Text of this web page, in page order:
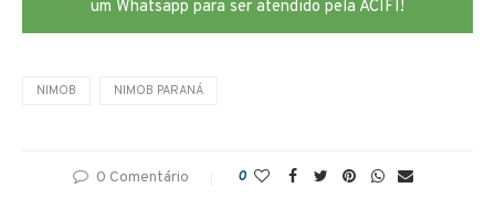
um Whatsapp para ser atendido pela ACIFI!
NIMOB NIMOB PARANÁ
0 Comentário 0